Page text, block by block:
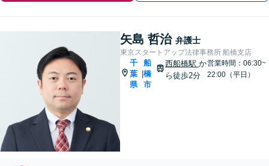
矢島 哲治 弁護士
東京スタートアップ法律事務所 船橋支店
千
葉
県
船
橋
市
西船橋駅 か
ら徒歩2分
営業時間：06:30~
22:00（平日）